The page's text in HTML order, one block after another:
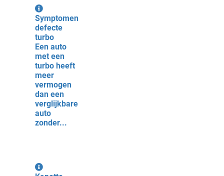
Symptomen
defecte
turbo
Een auto
met een
turbo heeft
meer
vermogen
dan een
verglijkbare
auto
zonder...